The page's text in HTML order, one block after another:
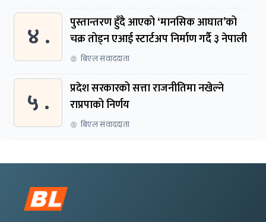
४ .
पुस्तान्तरण हुँदै आएको ‘मानसिक आघात’को
चक्र तोड्न एआई स्टार्टअप निर्माण गर्दै ३ नेपाली
बिएल संवाददाता
५ .
प्रदेश सरकारको सत्ता राजनीतिमा नखेल्ने
राप्रपाको निर्णय
बिएल संवाददाता